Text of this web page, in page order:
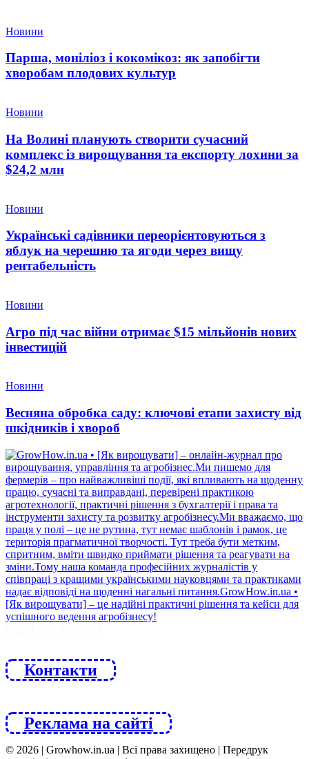
Новини
Парша, моніліоз і кокомікоз: як запобігти
хворобам плодових культур
Новини
На Волині планують створити сучасний
комплекс із вирощування та експорту лохини за
$24,2 млн
Новини
Українські садівники переорієнтовуються з
яблук на черешню та ягоди через вищу
рентабельність
Новини
Агро під час війни отримає $15 мільйонів нових
інвестицій
Новини
Весняна обробка саду: ключові етапи захисту від
шкідників і хвороб
Контакти
Реклама на сайті
© 2026 | Growhow.in.ua | Всі права захищено | Передрук